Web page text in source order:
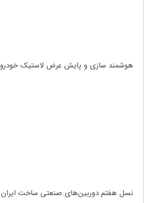
هوشمند سازی و پایش عرض لاستیک خودرو
نسل هفتم دوربین‌های صنعتی ساخت ایران